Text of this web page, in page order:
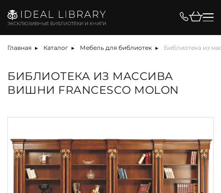
Главная Каталог Мебель для библиотек Библиотека из
БИБЛИОТЕКА ИЗ МАССИВА
ВИШНИ FRANCESCO MOLON